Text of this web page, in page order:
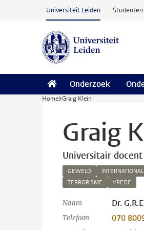
Ga naar hoofdinhoud
Universiteit Leiden Studenten
Onderzoek
Home Graig Klein
Graig
Universitair docent
GEWELD
TERRORISME
VREDE
Naam Dr.
Telefoon 070